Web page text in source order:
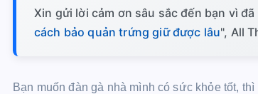
Xin gửi lời cảm ơn sâu sắc đến bạn vì
cách bảo quản trứng giữ được lâu", All
Bạn muốn đàn gà nhà mình có sức khỏe tốt,